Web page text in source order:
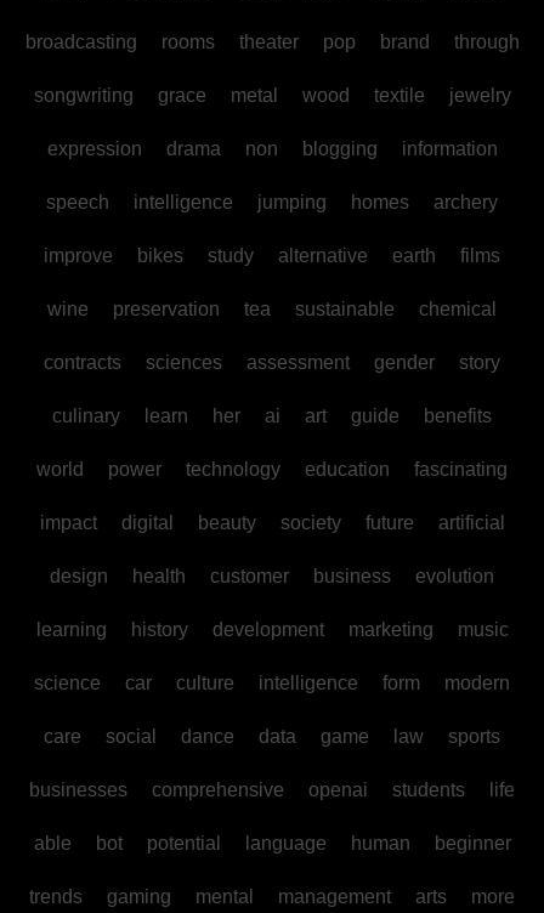
broadcasting rooms theater pop brand through
songwriting grace metal wood textile jewelry
expression drama non blogging information
speech intelligence jumping homes archery
improve bikes study alternative earth films
wine preservation tea sustainable chemical
contracts sciences assessment gender story
culinary learn her ai art guide benefits
world power technology education fascinating
impact digital beauty society future artificial
design health customer business evolution
learning history development marketing music
science car culture intelligence form modern
care social dance data game law sports
businesses comprehensive openai students life
able bot potential language human beginner
trends gaming mental management arts more